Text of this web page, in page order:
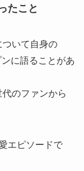
たこと
いて自身の
に語ることがあ
のファンから
エピソードで